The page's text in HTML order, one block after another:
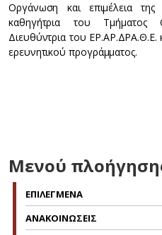
Οργάνωση και επιμέλεια της
καθηγήτρια του
Διευθύντρια του ΕΡ.ΑΡ.ΔΡΑ.Θ.Ε.
ερευνητικού προγράμματος.
Μενού
ΕΠΙΛΕΓΜΕΝΑ
ΑΝΑΚΟΙΝΩΣΕΙΣ